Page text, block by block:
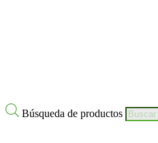
Búsqueda de productos